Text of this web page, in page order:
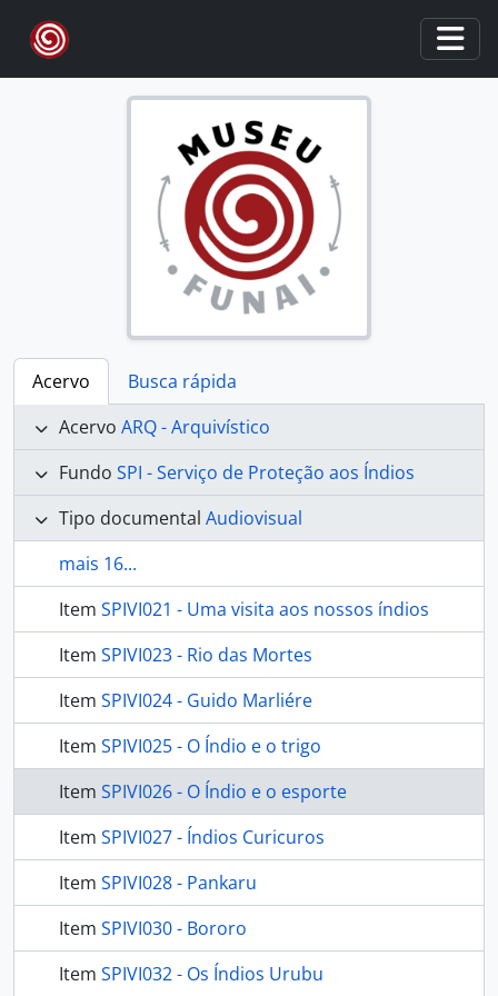
Skip to main content
Acervo
Busca rápida
Acervo ARQ - Arquivístico
Fundo SPI - Serviço de Proteção aos Índios
Tipo documental Audiovisual
mais 16...
Item SPIVI021 - Uma visita aos nossos índios
Item SPIVI023 - Rio das Mortes
Item SPIVI024 - Guido Marliére
Item SPIVI025 - O Índio e o trigo
Item SPIVI026 - O Índio e o esporte
Item SPIVI027 - Índios Curicuros
Item SPIVI028 - Pankaru
Item SPIVI030 - Bororo
Item SPIVI032 - Os Índios Urubu